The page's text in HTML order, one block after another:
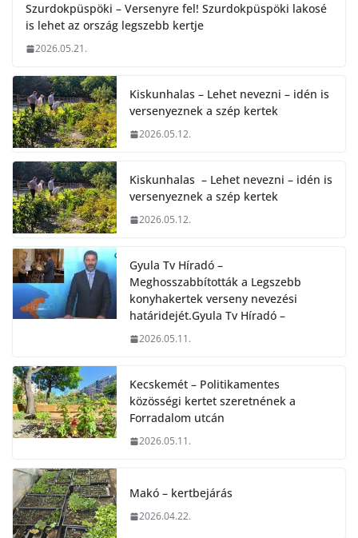
Szurdokpüspöki – Versenyre fel! Szurdokpüspöki lakosé
is lehet az ország legszebb kertje
2026.05.21.
Kiskunhalas – Lehet nevezni – idén is
versenyeznek a szép kertek
2026.05.12.
Kiskunhalas – Lehet nevezni – idén is
versenyeznek a szép kertek
2026.05.12.
Gyula Tv Híradó –
Meghosszabbították a Legszebb
konyhakertek verseny nevezési
határidejét.Gyula Tv Híradó –
2026.05.11.
Kecskemét – Politikamentes
közösségi kertet szeretnének a
Forradalom utcán
2026.05.11.
Makó – kertbejárás
2026.04.22.